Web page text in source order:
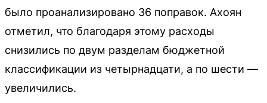
было проанализировано 36 поправок. Ахоян
отметил, что благодаря этому расходы
снизились по двум разделам бюджетной
классификации из четырнадцати, а по шести —
увеличились.